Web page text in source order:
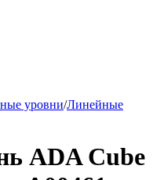
уровни/Линейные
ADA Cube